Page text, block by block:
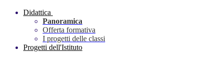
Didattica
Panoramica
Offerta formativa
I progetti delle classi
Progetti dell'Istituto